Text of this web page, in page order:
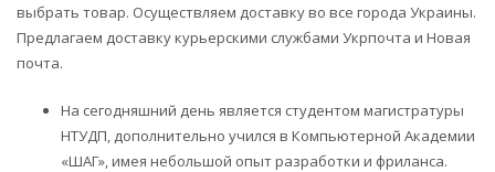
выбрать товар. Осуществляем доставку во все города Украины.
Предлагаем доставку курьерскими службами Укрпочта и Новая
почта.
На сегодняшний день является студентом магистратуры
НТУДП, дополнительно учился в Компьютерной Академии
«ШАГ», имея небольшой опыт разработки и фриланса.